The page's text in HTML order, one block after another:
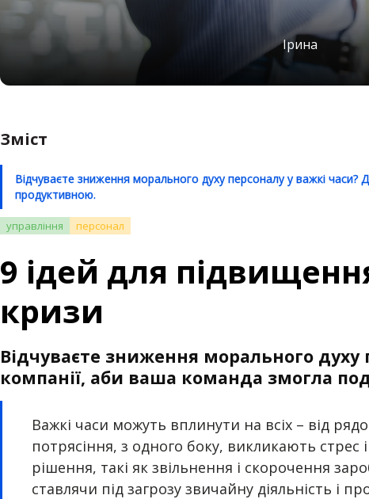
Ірина
Зміст
Відчуваєте зниження морального духу персоналу у важкі
продуктивною.
управління персонал
9 ідей для
кризи
Відчуваєте зниження морального
компанії, аби ваша команда змогла
Важкі часи можуть вплинути на всіх – від
потрясіння, з одного боку, викликають
рішення, такі як звільнення і скорочення
ставлячи під загрозу звичайну діяльність і